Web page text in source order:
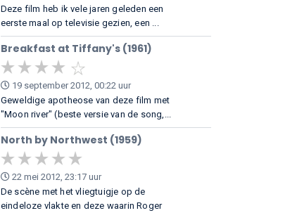
Deze film heb ik vele jaren geleden een
eerste maal op televisie gezien, een ...
Breakfast at Tiffany's (1961)
19 september 2012, 00:22 uur
Geweldige apotheose van deze film met
"Moon river" (beste versie van de song,...
North by Northwest (1959)
22 mei 2012, 23:17 uur
De scène met het vliegtuigje op de
eindeloze vlakte en deze waarin Roger